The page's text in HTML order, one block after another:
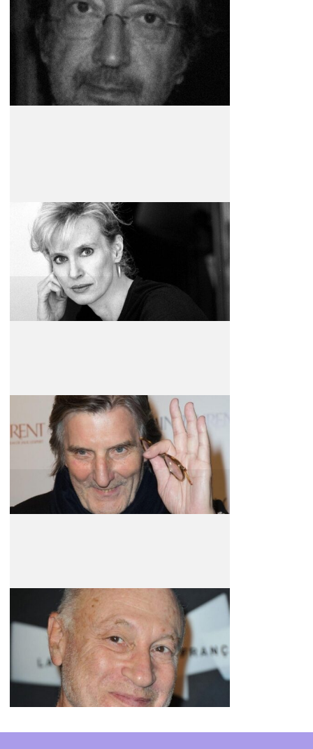
Julião Sarmento
Artista
Júri da Selecção Oficial
Siri Hustvedt
Escritora
Emanuel Ungaro
Estilista
Pascal Bonitzer
Realizador